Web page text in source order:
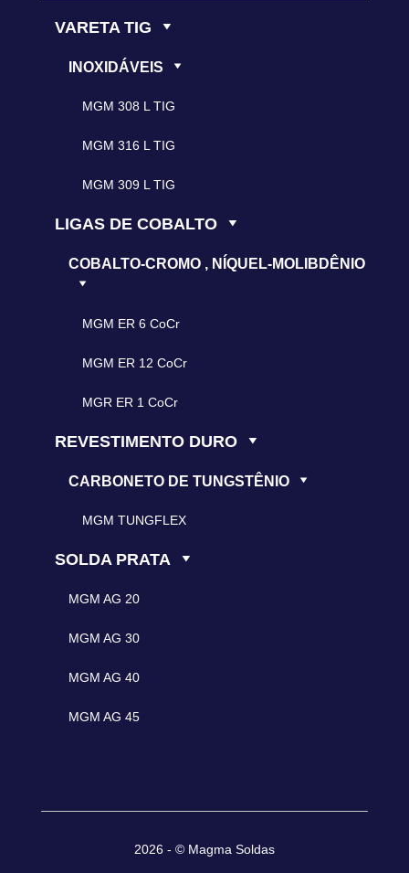
VARETA TIG
INOXIDÁVEIS
MGM 308 L TIG
MGM 316 L TIG
MGM 309 L TIG
LIGAS DE COBALTO
COBALTO-CROMO , NÍQUEL-MOLIBDÊNIO
MGM ER 6 CoCr
MGM ER 12 CoCr
MGR ER 1 CoCr
REVESTIMENTO DURO
CARBONETO DE TUNGSTÊNIO
MGM TUNGFLEX
SOLDA PRATA
MGM AG 20
MGM AG 30
MGM AG 40
MGM AG 45
2026 - © Magma Soldas